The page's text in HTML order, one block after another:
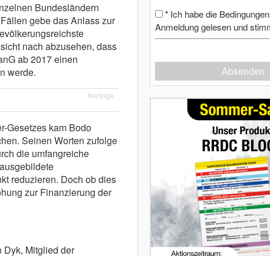
Bundesländern
gebe das Anlass zur
nach abzusehen, dass
ab 2017 einen
werde.
Anzeige
Gesetzes kam Bodo
Seinen Worten zufolge
die umfangreiche
reduzieren. Doch ob dies
zur Finanzierung der
Dyk, Mitglied der
* Ich habe die
Anmeldung gelesen und
Absenden